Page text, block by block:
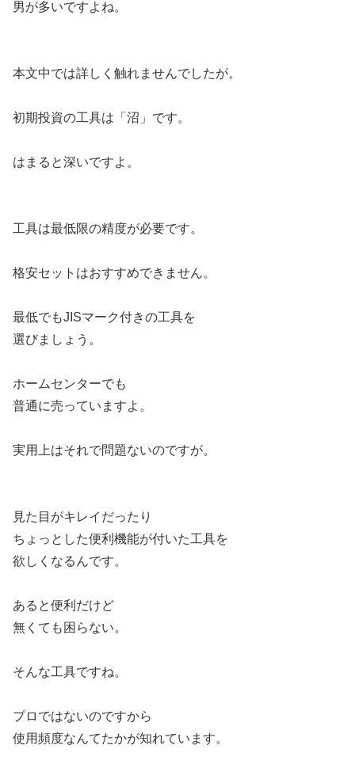
男が多いですよね。
本文中では詳しく触れませんでしたが。
初期投資の工具は「沼」です。
はまると深いですよ。
工具は最低限の精度が必要です。
格安セットはおすすめできません。
最低でもJISマーク付きの工具を
選びましょう。
ホームセンターでも
普通に売っていますよ。
実用上はそれで問題ないのですが。
見た目がキレイだったり
ちょっとした便利機能が付いた工具を
欲しくなるんです。
あると便利だけど
無くても困らない。
そんな工具ですね。
プロではないのですから
使用頻度なんてたかが知れています。